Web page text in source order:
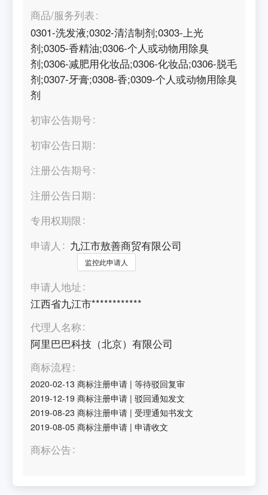
商品/服务列表
0301-洗发液;0302-清洁制剂;0303-上光
剂;0305-香精油;0306-个人或动物用除臭
剂;0306-减肥用化妆品;0306-化妆品;0306-脱毛
剂;0307-牙膏;0308-香;0309-个人或动物用除臭
剂
初审公告期号
初审公告日期
注册公告期号
注册公告日期
专用权期限
申请人
九江市敖善商贸有限公司
监控此申请人
申请人地址
江西省九江市************
代理人名称
阿里巴巴科技（北京）有限公司
商标流程
2020-02-13 商标注册申请 |等待驳回复审
2019-12-19 商标注册申请 |驳回通知发文
2019-08-23 商标注册申请 |受理通知书发文
2019-08-05 商标注册申请 |申请收文
商标公告